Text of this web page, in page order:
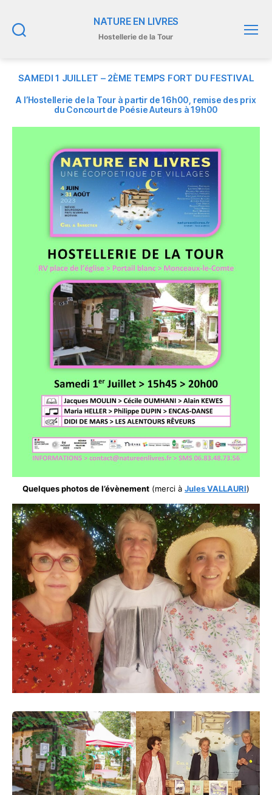
NATURE EN LIVRES
Hostellerie de la Tour
SAMEDI 1 JUILLET – 2ÈME TEMPS FORT DU FESTIVAL
A l’Hostellerie de la Tour à partir de 16h00, remise des prix
du Concourt de Poésie Auteurs à 19h00
Quelques photos de l’évènement (merci à Jules VALLAURI)